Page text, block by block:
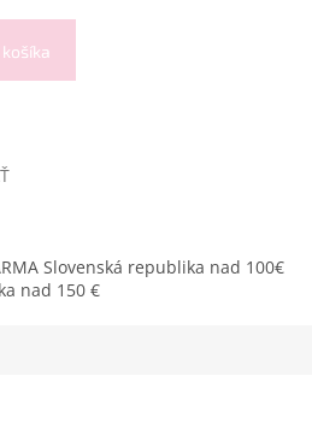
Slovenská republika nad 100€
nad 150 €